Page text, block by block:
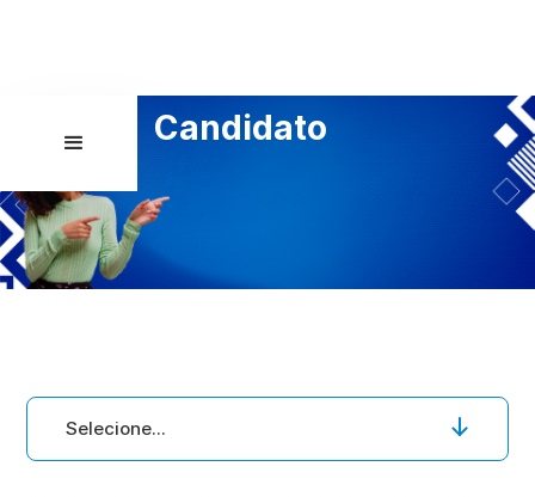
Candidato
Selecione...